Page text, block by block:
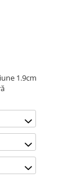
1.9cm